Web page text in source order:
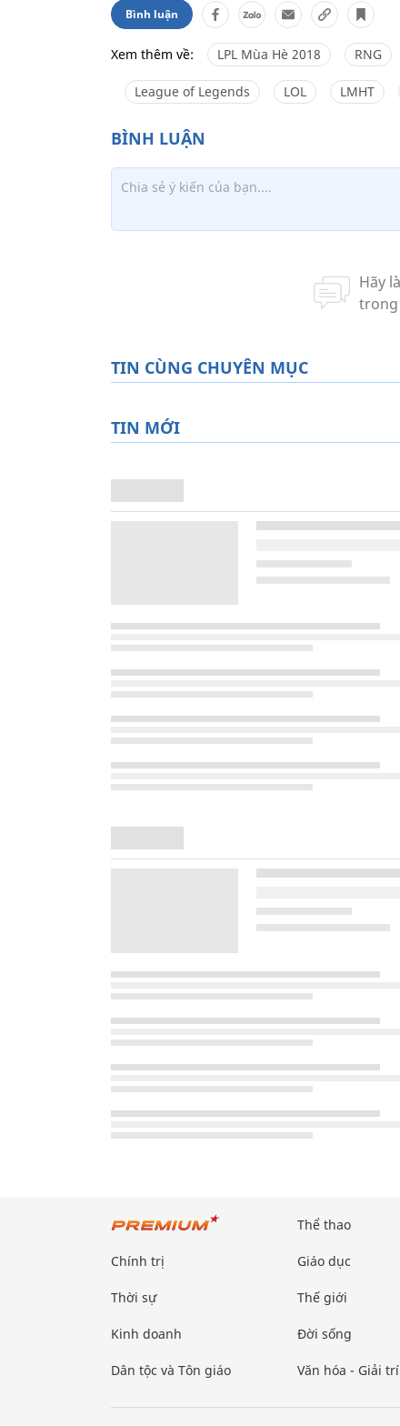
Bình luận
Xem thêm về: LPL Mùa Hè 2018 RNG
League of Legends LOL LMHT
TIN CÙNG CHUYÊN MỤC
TIN MỚI
Chính trị
Thời sự
Kinh doanh
Dân tộc và Tôn giáo
Thể thao
Giáo dục
Thế giới
Đời sống
Văn hóa - Giải trí